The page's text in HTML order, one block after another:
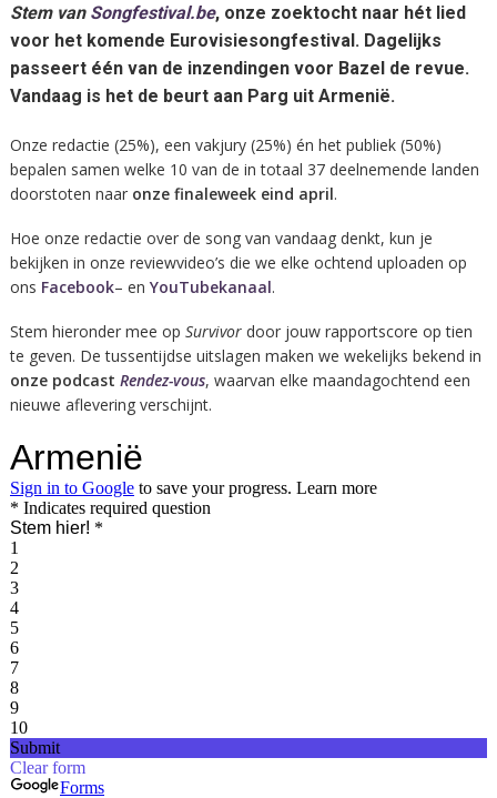
Stem van Songfestival.be, onze zoektocht naar hét lied
voor het komende Eurovisiesongfestival. Dagelijks
passeert één van de inzendingen voor Bazel de revue.
Vandaag is het de beurt aan Parg uit Armenië.
Onze redactie (25%), een vakjury (25%) én het publiek (50%)
bepalen samen welke 10 van de in totaal 37 deelnemende landen
doorstoten naar onze finaleweek eind april.
Hoe onze redactie over de song van vandaag denkt, kun je
bekijken in onze reviewvideo’s die we elke ochtend uploaden op
ons Facebook– en YouTubekanaal.
Stem hieronder mee op Survivor door jouw rapportscore op tien
te geven. De tussentijdse uitslagen maken we wekelijks bekend in
onze podcast Rendez-vous, waarvan elke maandagochtend een
nieuwe aflevering verschijnt.